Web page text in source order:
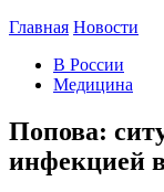
Главная Новости
В России
Медицина
Попова:
инфекцией